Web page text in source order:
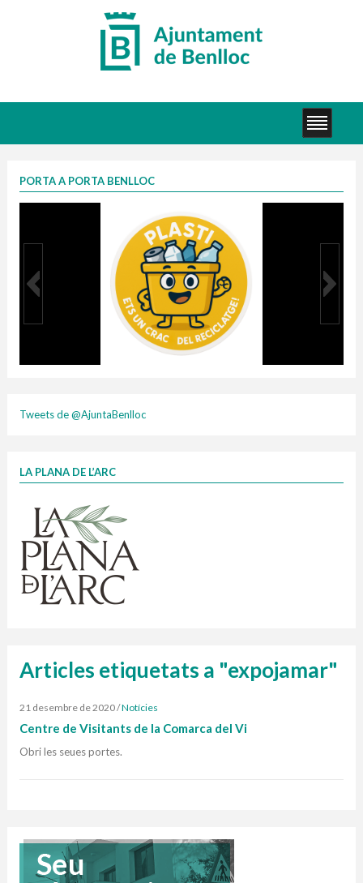
PORTA A PORTA BENLLOC
1 contenidors intel·ligents
Finançat per la Unió Europea – NextGenerationEU
Tweets de @AjuntaBenlloc
LA PLANA DE L’ARC
Articles etiquetats a "expojamar"
21 desembre de 2020/Notícies
Centre de Visitants de la Comarca del Vi
Obri les seues portes.